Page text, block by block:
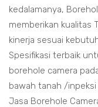
kedalamanya,
memberikan kualitas
kinerja sesuai
Spesifikasi terbaik
borehole camera
bawah tanah /
Jasa Borehole